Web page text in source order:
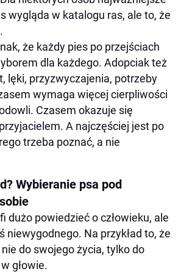
wygląda w katalogu ras, ale to, że
że każdy pies po przejściach
dla każdego. Adopciak też
lęki, przyzwyczajenia, potrzeby
wymaga więcej cierpliwości
Czasem okazuje się
A najczęściej jest po
trzeba poznać, a nie
Wybieranie psa pod
dużo powiedzieć o człowieku, ale
niewygodnego. Na przykład to, że
do swojego życia, tylko do
głowie.